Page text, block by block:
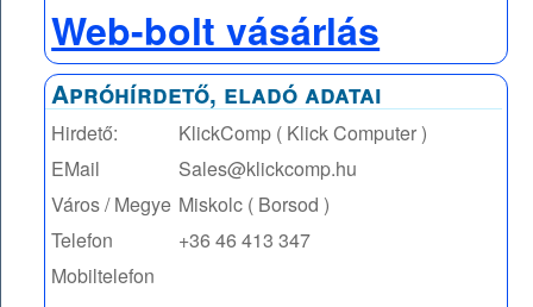
Web-bolt vásárlás
Apróhírdető, eladó adatai
Hirdető:
KlickComp ( Klick Computer )
EMail
Sales@klickcomp.hu
Város / Megye Miskolc ( Borsod )
Telefon
+36 46 413 347
Mobiltelefon